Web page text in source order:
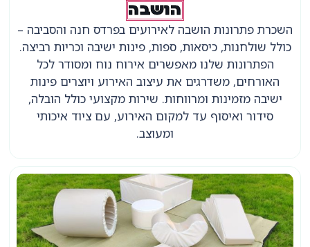
הושבה
השכרת פתרונות הושבה לאירועים בפרדס חנה והסביבה –
כולל שולחנות, כיסאות, ספות, פינות ישיבה וכריות רביצה.
הפתרונות שלנו מאפשרים אירוח נוח ומסודר לכל
האורחים, משדרגים את עיצוב האירוע ויוצרים פינות
ישיבה מזמינות ומרווחות. שירות מקצועי כולל הובלה,
סידור ואיסוף עד למקום האירוע, עם ציוד איכותי
ומעוצב.